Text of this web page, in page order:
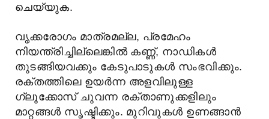
ചെയ്യുക.
വൃക്കരോഗം മാത്രമല്ല, പ്രമേഹം
നിയന്ത്രിച്ചില്ലെങ്കിൽ കണ്ണ്, നാഡികൾ
തുടങ്ങിയവക്കും കേടുപാടുകൾ സംഭവിക്കും.
രക്തത്തിലെ ഉയർന്ന അളവിലുള്ള
ഗ്ലൂക്കോസ് ചുവന്ന രക്താണുക്കളിലും
മാറ്റങ്ങൾ സൃഷ്ടിക്കും. മുറിവുകൾ ഉണങ്ങാൻ